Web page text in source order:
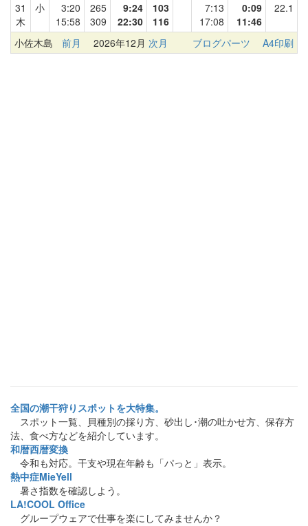
31
木
小
3:20
15:58
265
309
9:24
22:30
103
116
7:13
17:08
0:09
11:46
22.1
小佐木島 前月 2026年12月 次月 ブログパーツ A4印刷
全国の潮干狩りスポットを大特集。
スポット一覧、貝種別の採り方、砂出し･潮の吐かせ方、保存方
法、食べ方などを紹介しています。
和暦西暦変換
令和も対応。干支や現在年齢も「パっと」表示。
熱中症MieYell
暑さ指数を確認しよう。
LA!COOL Office
グループウェアで仕事を楽にしてみませんか？